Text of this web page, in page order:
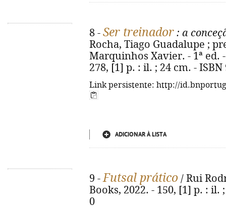
8 - Ser treinador : a
Rocha, Tiago Guadalupe ;
Marquinhos Xavier. - 1ª ed.
278, [1] p. : il. ; 24 cm. - ISBN
Link persistente: http://
ADICIONAR À LISTA
9 -Futsal prático / Rui
Books, 2022. - 150, [1] p. : il.
0